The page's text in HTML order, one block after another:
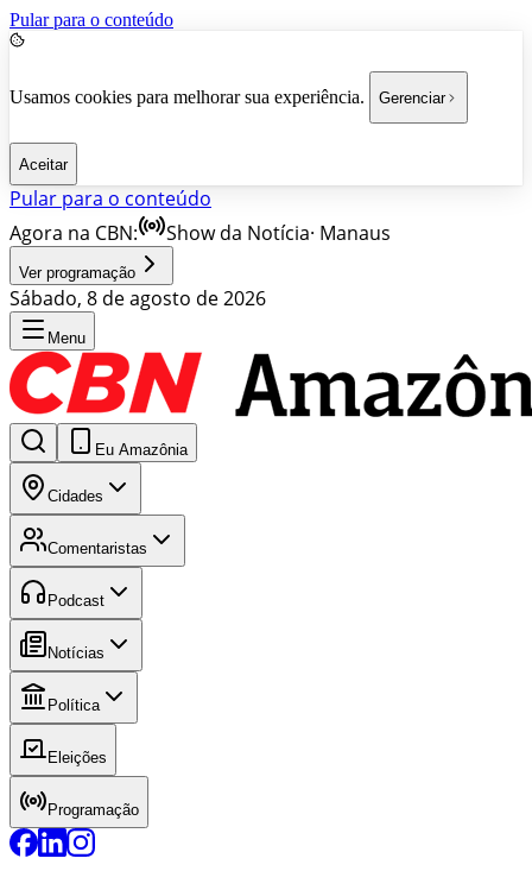
Pular para o conteúdo
Usamos cookies para melhorar sua experiência. Gerenciar
Aceitar
Pular para o conteúdo
Agora na CBN:
Show da Notícia· Manaus
Ver programação
Sábado, 8 de agosto de 2026
Menu
Eu Amazônia
Cidades
Comentaristas
Podcast
Notícias
Política
Eleições
Programação